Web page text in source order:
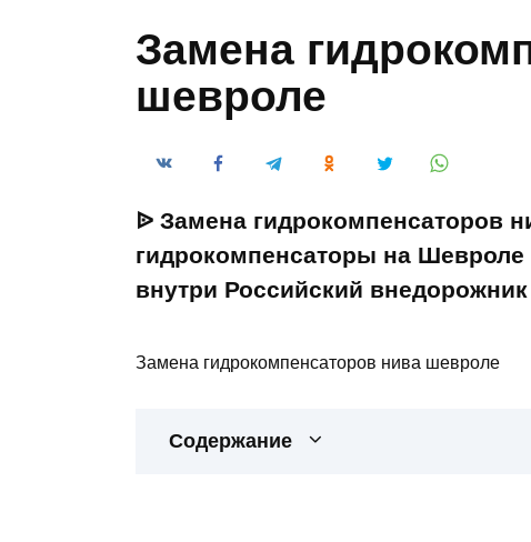
Замена
шевроле
ᐉ Замена гидрокомпенсаторов
гидрокомпенсаторы на
внутри Российский
Замена гидрокомпенсаторов нива шевроле
Содержание